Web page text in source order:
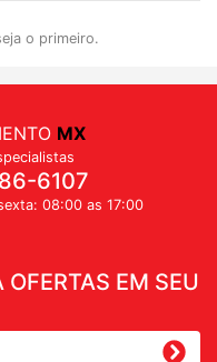
o primeiro.
EM SEU
MX
6107
08:00 as 17:00